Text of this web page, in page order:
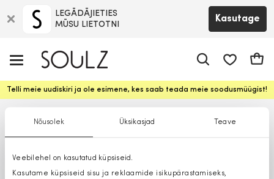
Nõusolek Üksikasjad Teave
Veebilehel on kasutatud küpsiseid.
Kasutame küpsiseid sisu ja reklaamide isikupärastamiseks,
LEGĀDĀJIETIES
MŪSU LIETOTNI
Kasutage
Telli meie uudiskiri ja ole esimene, kes saab teada meie soodusmüügist!